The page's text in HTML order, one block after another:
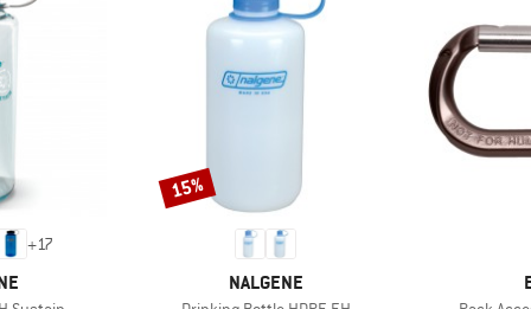
+17
MÆRKE
NALGENE
Rabat
15%